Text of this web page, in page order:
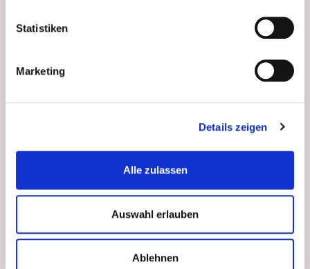
Statistiken
Marketing
Details zeigen
Alle zulassen
Auswahl erlauben
Ablehnen